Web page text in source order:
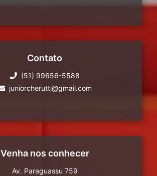
Contato
(51) 99656-5588
juniorcherutti@gmail.com
Venha nos conhecer
Av. Paraguassu 759